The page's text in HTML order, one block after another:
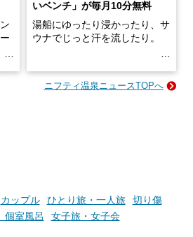
いベンチ」が毎月10分無料
湯船にゆったり浸かったり、サ
ウナでじっと汗を流したり。
そんな「一人でぼんやり過ごす
お風呂でリラックスしているか
らこそ向き合える、大切な自分
の本音。
ニフティ温泉ニュースTOPへ
カップル ひとり旅・一人旅
切り傷
個室風呂 女子旅・女子会